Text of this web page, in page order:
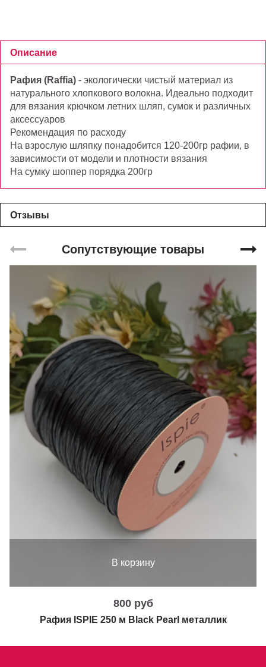
Описание
Рафия (Raffia) - экологически чистый материал из
натурального хлопкового волокна. Идеально подходит
для вязания крючком летних шляп, сумок и различных
аксессуаров
Рекомендация по расходу
На взрослую шляпку понадобится 120-200гр рафии, в
зависимости от модели и плотности вязания
На сумку шоппер порядка 200гр
Отзывы
Сопутствующие товары
В корзину
800 руб
Рафия ISPIE 250 м Black Pearl металлик